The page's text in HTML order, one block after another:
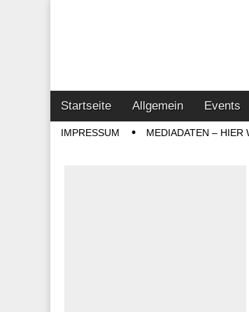
Main
menu
Skip
to
content
Startseite Allgemein Events
SubIMPRESSUM MEDIADATEN – HIER